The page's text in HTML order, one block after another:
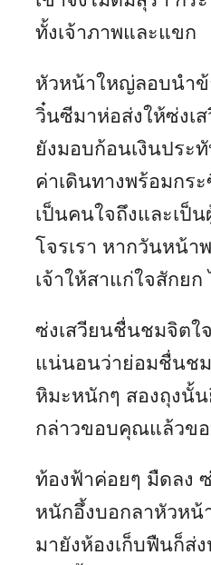
ทั้งเจ้าภาพและแขก
หัวหน้าใหญ่ลอบนำ
วิ๋นซีมาห่อส่งให้ซ่งเ
ยังมอบก้อนเงินประ
ค่าเดินทางพร้อมกระ
เป็นคนใจถึงและเป็
โจรเรา หากวันหน้
เจ้าให้สาแก่ใจสักยก
ซ่งเสวียนชื่นชมจิต
แน่นอนว่าย่อมชื่นชม
หิมะหนักๆ สองถุงนั้น
กล่าวขอบคุณแล้วข
ท้องฟ้าค่อยๆ มืดลง
หนักอึ้งบอกลาหัวหน้
มายังห้องเก็บฟืนก็ส่